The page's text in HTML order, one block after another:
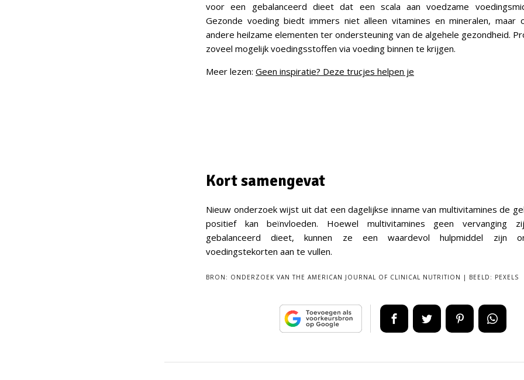
voor een gebalanceerd dieet dat een scala aan voedzame
Gezonde voeding biedt immers niet alleen vitamines en mineralen, maar
andere heilzame elementen ter ondersteuning van de algehele gezondheid.
zoveel mogelijk voedingsstoffen via voeding binnen te krijgen.
Meer lezen: Geen inspiratie? Deze trucjes helpen je
Kort samengevat
Nieuw onderzoek wijst uit dat een dagelijkse inname van multivitamines de
positief kan beïnvloeden. Hoewel multivitamines geen vervanging
gebalanceerd dieet, kunnen ze een waardevol hulpmiddel zijn
voedingstekorten aan te vullen.
BRON: ONDERZOEK VAN THE AMERICAN JOURNAL OF CLINICAL NUTRITION BEELD: PEXELS